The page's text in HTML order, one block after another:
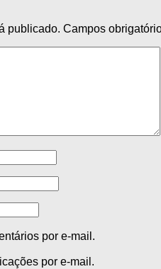
publicado. Campos
por e-mail.
por e-mail.